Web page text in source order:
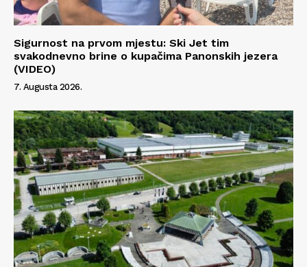
Info
O nama
Kontakt
Impressum
Sigurnost na prvom mjestu: Ski Jet tim
svakodnevno brine o kupačima Panonskih jezera
(VIDEO)
7. Augusta 2026.